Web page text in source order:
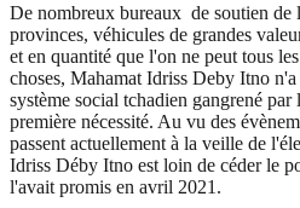
De nombreux bureaux de soutien de
provinces, véhicules de grandes
et en quantité que l'on ne peut tous
choses, Mahamat Idriss Deby Itno n'a
système social tchadien gangrené par
première nécessité. Au vu des
passent actuellement à la veille de
Idriss Déby Itno est loin de céder le
l'avait promis en avril 2021.